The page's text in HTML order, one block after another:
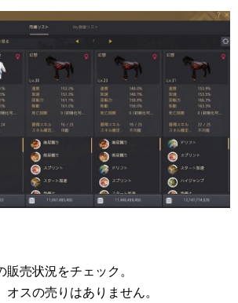
販売状況をチェック。
オスの売りはありません。